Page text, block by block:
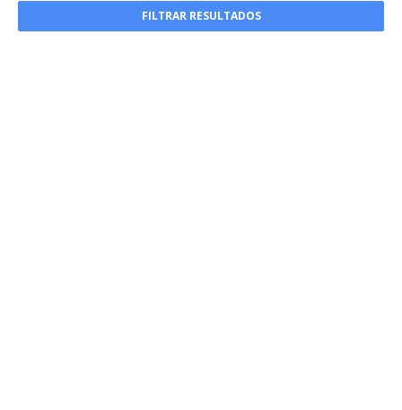
FILTRAR RESULTADOS